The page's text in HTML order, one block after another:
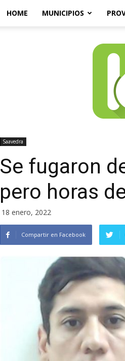
HOME MUNICIPIOS
Saavedra
Se fugaron
pero horas
18 enero, 2022
Compartir en Facebook